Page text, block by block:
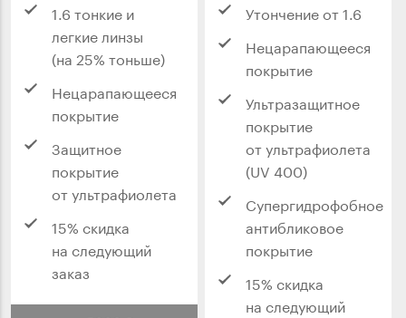
1.6 тонкие и
легкие линзы
(на 25% тоньше)
Нецарапающееся
покрытие
Защитное
покрытие
от ультрафиолета
15% скидка
на следующий
заказ
Утончение от 1.6
Нецарапающееся
покрытие
Ультразащитное
покрытие
от ультрафиолета
(UV 400)
Супергидрофобное
антибликовое
покрытие
15% скидка
на следующий